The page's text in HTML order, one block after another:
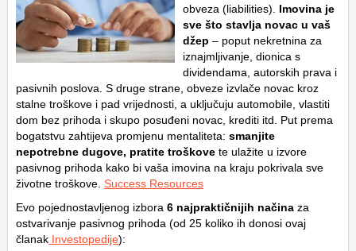
obveza (liabilities). Imovina je
sve što stavlja novac u vaš
džep – poput nekretnina za
iznajmljivanje, dionica s
dividendama, autorskih prava i
pasivnih poslova. S druge strane, obveze izvlače novac kroz
stalne troškove i pad vrijednosti, a uključuju automobile, vlastiti
dom bez prihoda i skupo posuđeni novac, krediti itd. Put prema
bogatstvu zahtijeva promjenu mentaliteta: smanjite
nepotrebne dugove, pratite troškove te ulažite u izvore
pasivnog prihoda kako bi vaša imovina na kraju pokrivala sve
životne troškove. Success Resources
Evo pojednostavljenog izbora 6 najpraktičnijih načina za
ostvarivanje pasivnog prihoda (od 25 koliko ih donosi ovaj
članak Investopedije):